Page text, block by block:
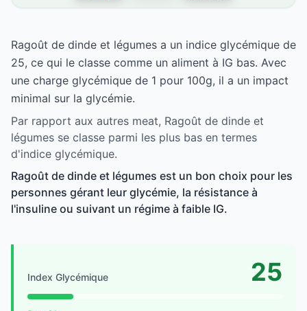
Ragoût de dinde et légumes a un indice glycémique de
25, ce qui le classe comme un aliment à IG bas. Avec
une charge glycémique de 1 pour 100g, il a un impact
minimal sur la glycémie.
Par rapport aux autres meat, Ragoût de dinde et
légumes se classe parmi les plus bas en termes
d'indice glycémique.
Ragoût de dinde et légumes est un bon choix pour les
personnes gérant leur glycémie, la résistance à
l'insuline ou suivant un régime à faible IG.
Index Glycémique 25